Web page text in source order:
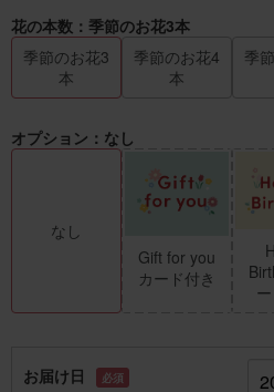
花の本数：季節のお花3本
季節のお花3
本
季節のお花4
本
季
オプション：なし
なし
Gift for you
カード付き
お届け日 必須